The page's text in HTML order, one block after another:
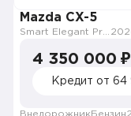
Mazda CX-5
4 350 000 ₽
Кредит от
Внедорожник Бензин